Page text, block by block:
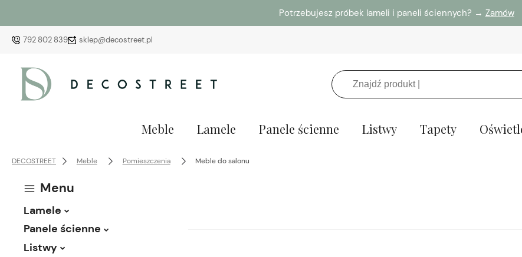
Potrzebujesz próbek lameli i paneli ściennych? → Zamów
792 802 839 sklep@decostreet.pl
Meble Lamele Panele ścienne Listwy Tapety
DECOSTREET Meble Pomieszczenia Meble do salonu
Menu
Lamele
Panele ścienne
Listwy